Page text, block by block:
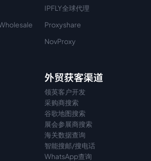
IPFLY全球代理
Proxyshare
NovProxy
外贸获客渠道
领英客户开发
采购商搜索
谷歌地图搜索
展会参展商搜索
海关数据查询
智能搜邮/搜电话
WhatsApp查询